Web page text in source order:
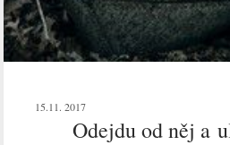
15.11. 2017
Odejdu od něj a